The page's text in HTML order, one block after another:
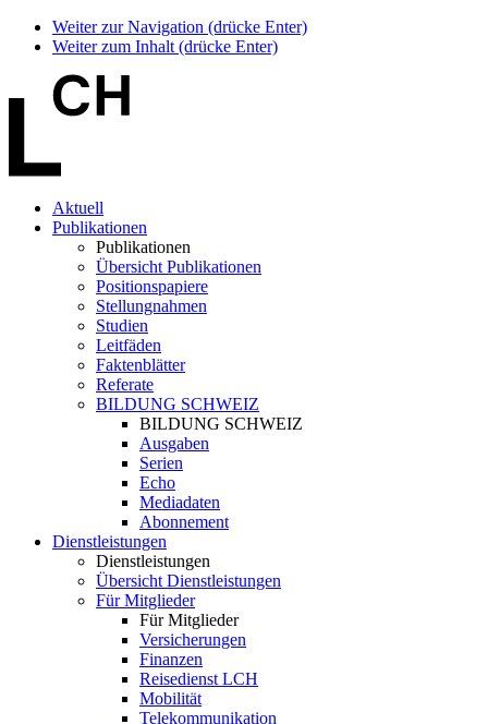
Weiter zur Navigation (drücke Enter)
Weiter zum Inhalt (drücke Enter)
Aktuell
Publikationen
Publikationen
Übersicht Publikationen
Positionspapiere
Stellungnahmen
Studien
Leitfäden
Faktenblätter
Referate
BILDUNG SCHWEIZ
BILDUNG SCHWEIZ
Ausgaben
Serien
Echo
Mediadaten
Abonnement
Dienstleistungen
Dienstleistungen
Übersicht Dienstleistungen
Für Mitglieder
Für Mitglieder
Versicherungen
Finanzen
Reisedienst LCH
Mobilität
Telekommunikation